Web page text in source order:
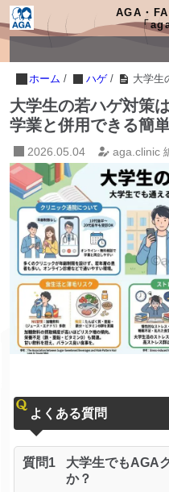
AGA・
「
ホーム / ハゲ/ 大学生
大学生の若ハゲ対策
学業と併用できる簡
2026.05.04 aga.clinic
よくある質問
質問1
大学生でもAGA
か？